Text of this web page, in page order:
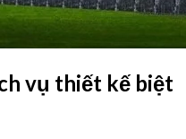
vụ thiết kế biệt